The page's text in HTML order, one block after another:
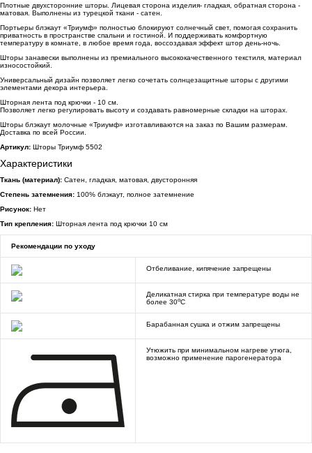
Плотные двухсторонние шторы. Лицевая сторона изделия- гладкая, обратная сторона -
матовая. Выполнены из турецкой ткани - сатен.
Портьеры блэкаут «Триумф» полностью блокируют солнечный свет, помогая сохранить
приватность в пространстве спальни и гостиной. И поддерживать комфортную
температуру в комнате, в любое время года, воссоздавая эффект штор день-ночь.
Шторы занавески выполнены из премиального высококачественного текстиля, материал
износостойкий.
Универсальный дизайн позволяет легко сочетать солнцезащитные шторы с другими
элементами декора интерьера.
Шторная лента под крючки - 10 см.
Позволяет легко регулировать высоту и создавать равномерные складки на шторах.
Шторы блэкаут молочные «Триумф» изготавливаются на заказ по Вашим размерам.
Доставка по всей России.
Артикул: Шторы Триумф 5502
Характеристики
Ткань (материал): Сатен, гладкая, матовая, двусторонняя
Степень затемнения: 100% блэкаут, полное затемнение
Рисунок: Нет
Тип крепления: Шторная лента под крючки 10 см
Рекомендации по уходу
Отбеливание, кипячение запрещены
Деликатная стирка при температуре воды не
более 30oC
Барабанная сушка и отжим запрещены
Утюжить при минимальном нагреве утюга,
возможно применение парогенератора